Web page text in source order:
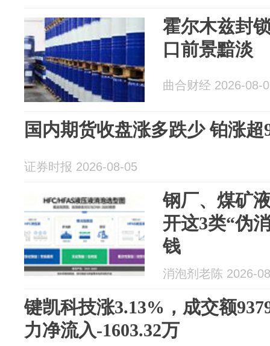
霍尔木兹封
口前景黯淡
曲合财经 2026-08-
国内期货收盘涨多跌少 铂涨超
证券时报 2026-08-05
钢厂、煤矿
开这3类“伪
钱
消泡剂老陈 2026-
键凯科技涨3.13%，成交额
力净流入-1603.32万